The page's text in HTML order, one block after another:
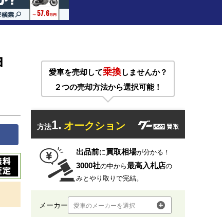
愛車を売却して乗換しませんか？
２つの売却方法から選択可能！
方法1. オークション
出品前に買取相場が分かる！
3000社の中から最高入札店の
みとやり取りで完結。
メーカー 愛車のメーカーを選択